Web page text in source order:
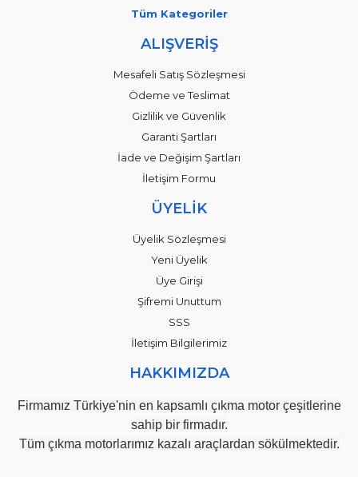
Tüm Kategoriler
ALIŞVERİŞ
Mesafeli Satış Sözleşmesi
Ödeme ve Teslimat
Gizlilik ve Güvenlik
Garanti Şartları
İade ve Değişim Şartları
İletişim Formu
ÜYELİK
Üyelik Sözleşmesi
Yeni Üyelik
Üye Girişi
Şifremi Unuttum
SSS
İletişim Bilgilerimiz
HAKKIMIZDA
Firmamız Türkiye'nin en kapsamlı çıkma motor çeşitlerine
sahip bir firmadır.
Tüm çıkma motorlarımız kazalı araçlardan sökülmektedir.